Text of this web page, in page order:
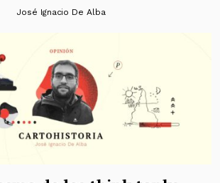
José Ignacio De Alba